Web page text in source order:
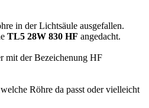
in der Lichtsäule ausgefallen.
TL5 28W 830 HF angedacht.
mit der Bezeichenung HF
Röhre da passt oder vielleicht